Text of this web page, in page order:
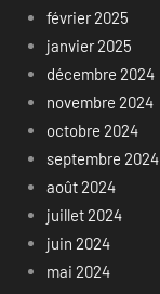
février 2025
janvier 2025
décembre 2024
novembre 2024
octobre 2024
septembre 2024
août 2024
juillet 2024
juin 2024
mai 2024